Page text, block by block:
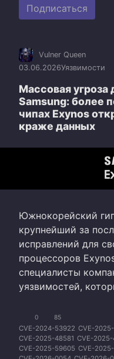
Подписаться
Vulner Queen
03.06.2026Уязвимости
Массовая угроза
Samsung: более
чипах Exynos
краже данных
Южнокорейский
крупнейший за
исправлений для
процессоров
специалисты
уязвимостей,
0 85
CVE-2024-53922 CVE-
CVE-2025-48581 CVE-2025-
CVE-2025-59605 CVE-